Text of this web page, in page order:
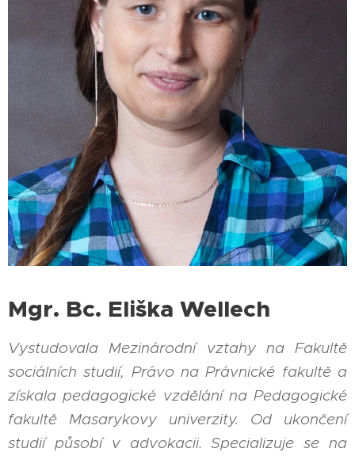
Mgr. Bc. Eliška Wellech
Vystudovala Mezinárodní vztahy na Fakultě
sociálních studií, Právo na Právnické fakultě a
získala pedagogické vzdělání na Pedagogické
fakultě Masarykovy univerzity. Od ukončení
studií působí v advokacii. Specializuje se na